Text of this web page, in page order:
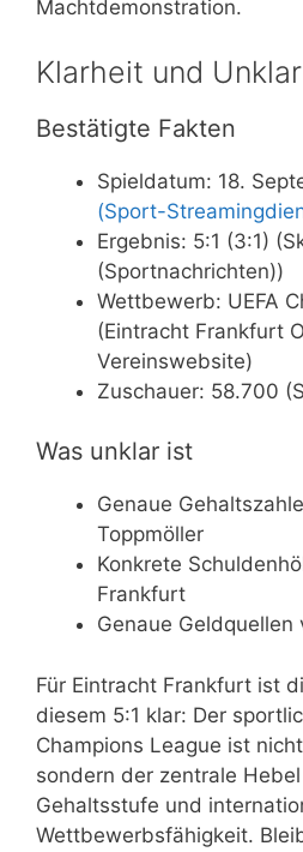
Machtdemonstration.
Klarheit und
Bestätigte Fakten
Spieldatum: 18.
(Sport-
Ergebnis: 5:1 (3:1)
(Sportnachrichten))
Wettbewerb: UEFA
(Eintracht Frankfurt
Vereinswebsite)
Zuschauer: 58.700
Was unklar ist
Genaue
Toppmöller
Konkrete
Frankfurt
Genaue Geldquellen
Für Eintracht Frankfurt ist
diesem 5:1 klar: Der
Champions League ist
sondern der zentrale
Gehaltsstufe und
Wettbewerbsfähigkeit.